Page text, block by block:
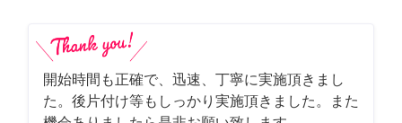
開始時間も正確で、迅速、丁寧に実施頂きまし
た。後片付け等もしっかり実施頂きました。また